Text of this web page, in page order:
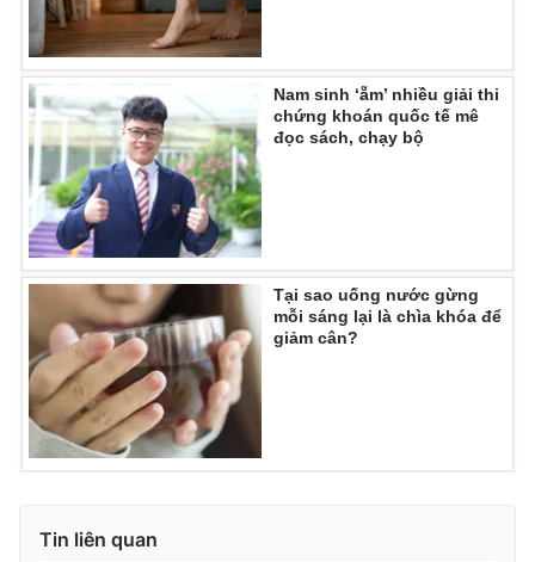
Nam sinh ‘ẵm’ nhiều giải thi
chứng khoán quốc tế mê
đọc sách, chạy bộ
Tại sao uống nước gừng
mỗi sáng lại là chìa khóa để
giảm cân?
Tin liên quan